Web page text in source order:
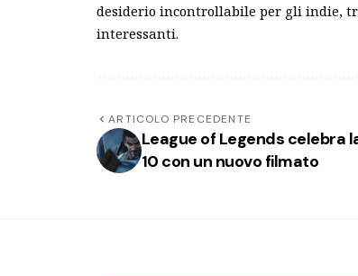
desiderio incontrollabile per gli indie,
interessanti.
ARTICOLO PRECEDENTE
League of Legends celebra
10 con un nuovo filmato